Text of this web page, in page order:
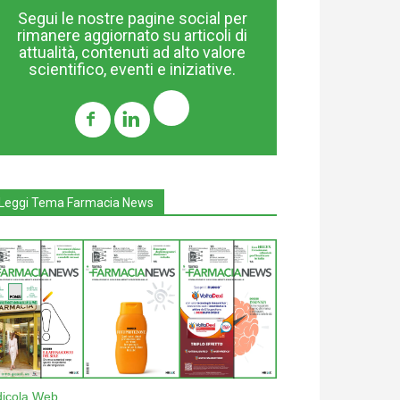
Segui le nostre pagine social per
rimanere aggiornato su articoli di
attualità, contenuti ad alto valore
scientifico, eventi e iniziative.
Tema Farmacia News
Web